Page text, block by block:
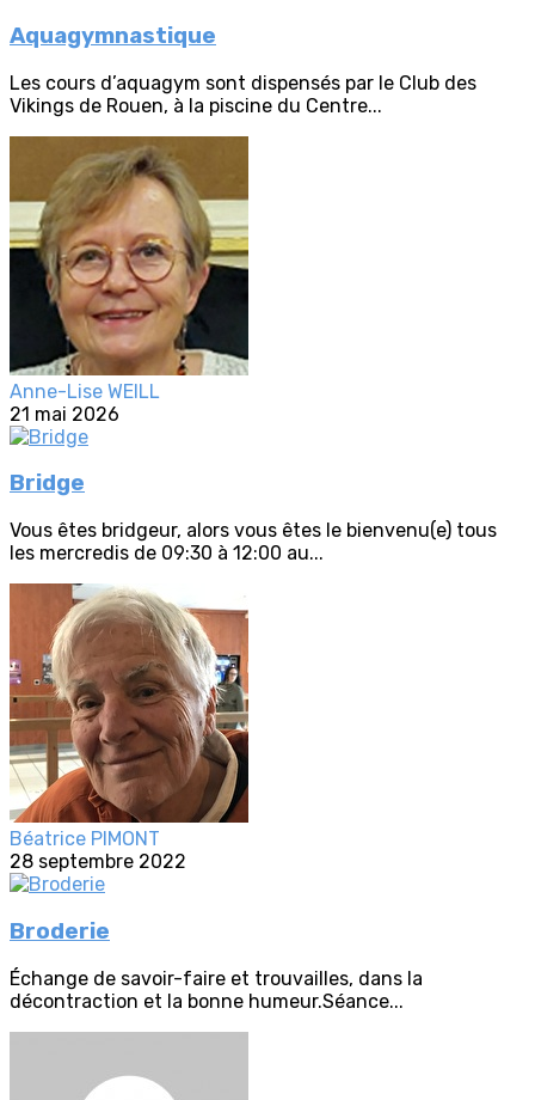
Aquagymnastique
Les cours d’aquagym sont dispensés par le Club des
Vikings de Rouen, à la piscine du Centre...
Anne-Lise WEILL
21 mai 2026
Bridge
Vous êtes bridgeur, alors vous êtes le bienvenu(e) tous
les mercredis de 09:30 à 12:00 au...
Béatrice PIMONT
28 septembre 2022
Broderie
Échange de savoir-faire et trouvailles, dans la
décontraction et la bonne humeur.Séance...